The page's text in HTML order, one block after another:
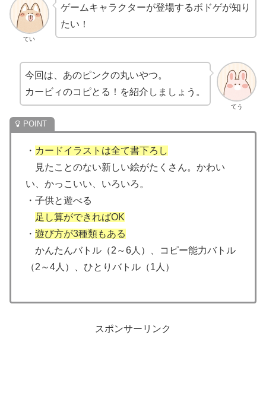
てい
ゲームキャラクターが登場するボドゲが知り
たい！
てう
今回は、あのピンクの丸いやつ。
カービィのコピとる！を紹介しましょう。
・ カードイラストは全て書下ろし
見たことのない新しい絵がたくさん。かわい
い、かっこいい、いろいろ。
・子供と遊べる
足し算ができればOK
・ 遊び方が3種類もある
かんたんバトル（2～6人）、コピー能力バトル
（2～4人）、ひとりバトル（1人）
スポンサーリンク